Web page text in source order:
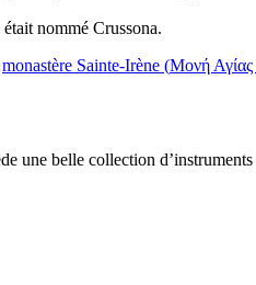
nommé Crussona.
monastère Sainte-Irène (Μονή Αγίας
une belle collection